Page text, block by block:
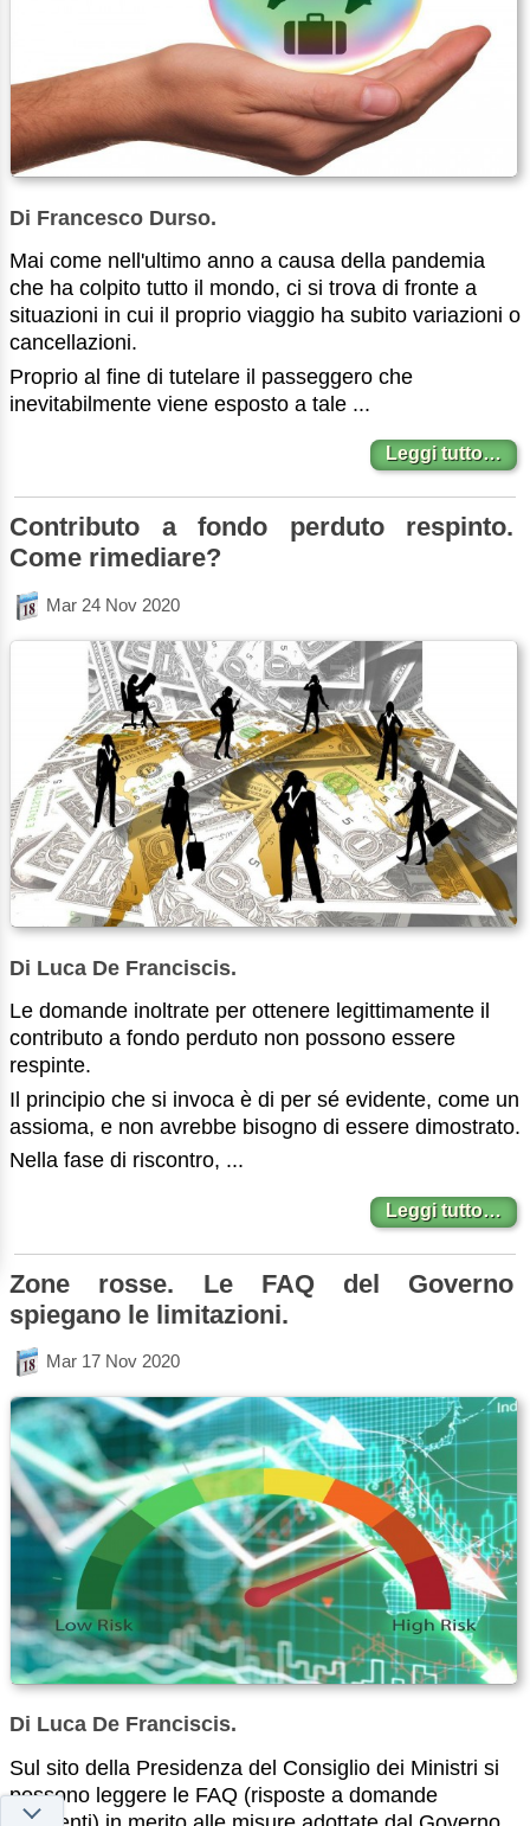
Di Francesco Durso.
Mai come nell'ultimo anno a causa della pandemia
che ha colpito tutto il mondo, ci si trova di fronte a
situazioni in cui il proprio viaggio ha subito variazioni o
cancellazioni.
Proprio al fine di tutelare il passeggero che
inevitabilmente viene esposto a tale ...
Leggi tutto…
Contributo a fondo perduto respinto.
Come rimediare?
Mar 24 Nov 2020
Di Luca De Franciscis.
Le domande inoltrate per ottenere legittimamente il
contributo a fondo perduto non possono essere
respinte.
Il principio che si invoca è di per sé evidente, come un
assioma, e non avrebbe bisogno di essere dimostrato.
Nella fase di riscontro, ...
Leggi tutto…
Zone rosse. Le FAQ del Governo
spiegano le limitazioni.
Mar 17 Nov 2020
Di Luca De Franciscis.
Sul sito della Presidenza del Consiglio dei Ministri si
possono leggere le FAQ (risposte a domande